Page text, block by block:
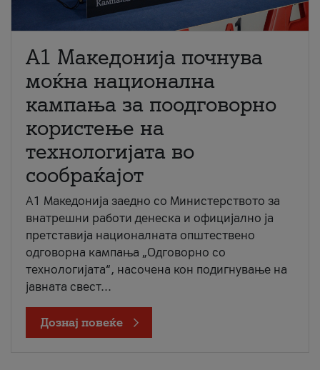
A1 Македонија почнува
моќна национална
кампања за поодговорно
користење на
технологијата во
сообраќајот
A1 Македонија заедно со Министерството за
внатрешни работи денеска и официјално ја
претставија националната општествено
одговорна кампања „Одговорно со
технологијата“, насочена кон подигнување на
јавната свест...
Дознај повеќе